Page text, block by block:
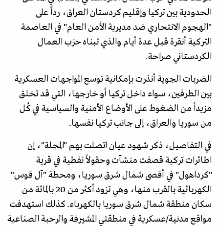
الحدودية بين تركيا وإقليم كردستان العراق، رداً على
"الهجوم الانتحاري ضد مديرية الأمن العام" في العاصمة
التركية أنقرة قبل عدة أيام والذي تبناه حزب العمال
الكردستاني صراحة.
الضربات الجوية أنذرت بإمكانية توسع المواجهات العسكرية
بين الطرفين، سواء داخل تركيا أو خارجها، التي قد تخلق
مزيداً من الضغوط على الأوضاع الأمنية والسياسية في كُل
من سوريا والعراق، إلى جانب تركيا نفسها.
في التفاصيل، ذكر شهود عيان اتصلت بهم "المجلة"، إن
اطائرات تركية قصفت منشآت وحقولاً نفطية في قرية
"كرداهول" في أقصى شمال شرق سوريا، ومحطة "آل قوس"
الكهربائية بالقرب منها، وهي تزود أكثر من 20 بالمائة من
سكان منطقة شمال شرق سوريا بالكهرباء. كذلك استهدفت
مواقع مدنية/عسكرية في منطقتي المشيرفة والرحبة الصناعية